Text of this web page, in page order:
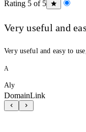
Rating 5 of 5
Very useful and
Very useful and easy to
A
Aly
DomainLink